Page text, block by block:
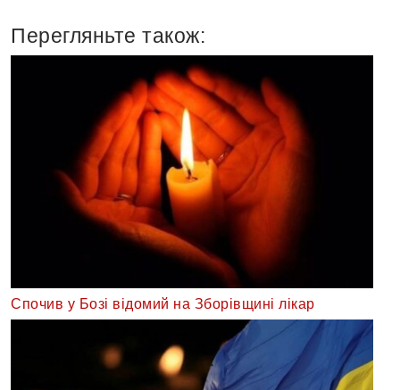
Перегляньте також:
Спочив у Бозі відомий на Зборівщині лікар